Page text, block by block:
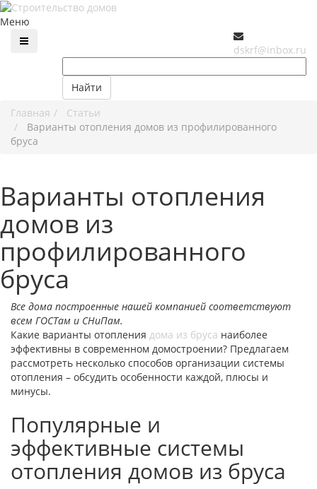
Меню
dskrf@inbox.ru
Найти
Главная
Статьи
Варианты отопления домов из профилированного
бруса
Варианты отопления
домов из
профилированного
бруса
Все дома построенные нашей компанией соответствуют
всем ГОСТам и СНиПам.
Какие варианты отопления дома из бруса наиболее
эффективны в современном домостроении? Предлагаем
рассмотреть несколько способов организации системы
отопления – обсудить особенности каждой, плюсы и
минусы.
Популярные и
эффективные системы
отопления домов из бруса